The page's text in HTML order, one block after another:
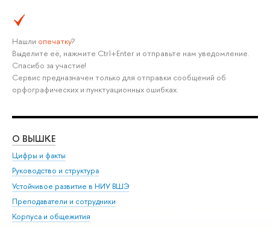
Нашли опечатку?
Выделите её, нажмите Ctrl+Enter и отправьте нам уведомление.
Спасибо за участие!
Сервис предназначен только для отправки сообщений об
орфографических и пунктуационных ошибках.
О ВЫШКЕ
Цифры и факты
Руководство и структура
Устойчивое развитие в НИУ ВШЭ
Преподаватели и сотрудники
Корпуса и общежития